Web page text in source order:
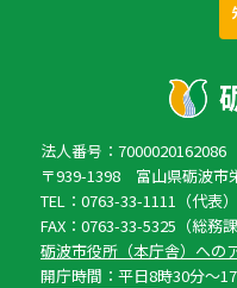
法人番号：7000020162086
〒939-1398 富山県砺波市
TEL：0763-33-1111（代表）
FAX：0763-33-5325（総務課
砺波市役所（本庁舎）への
開庁時間：平日8時30分〜